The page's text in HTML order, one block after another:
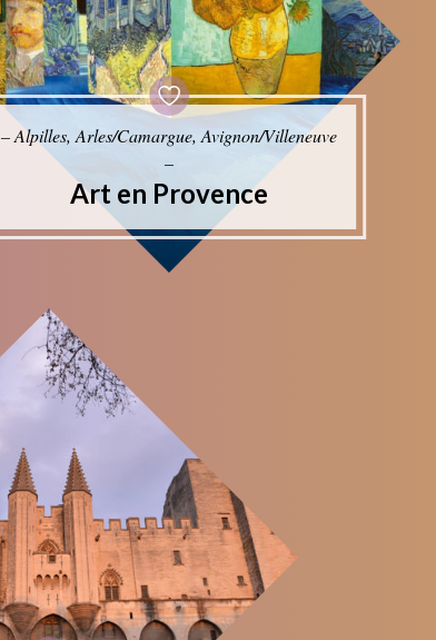
– Alpilles, Arles/Camargue, Avignon/Villeneuve
–
Art en Provence